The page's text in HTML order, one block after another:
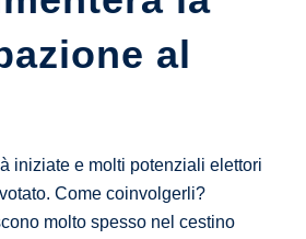
al
iniziate e molti potenziali elettori
Come coinvolgerli?
molto spesso nel cestino